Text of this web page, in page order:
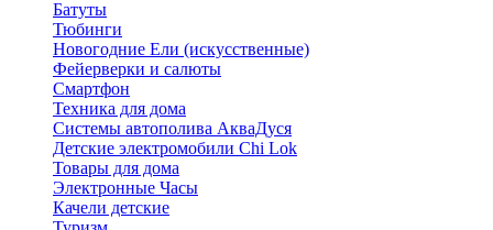
Батуты
Тюбинги
Новогодние Ели (искусственные)
Фейерверки и салюты
Смартфон
Техника для дома
Системы автополива АкваДуся
Детские электромобили Chi Lok
Товары для дома
Электронные Часы
Качели детские